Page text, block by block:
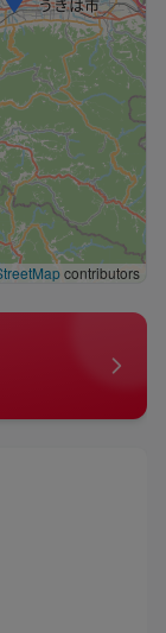
contributors